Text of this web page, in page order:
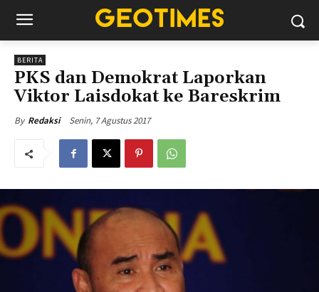
BERITA
PKS dan Demokrat Laporkan
Viktor Laisdokat ke Bareskrim
By Redaksi Senin, 7 Agustus 2017